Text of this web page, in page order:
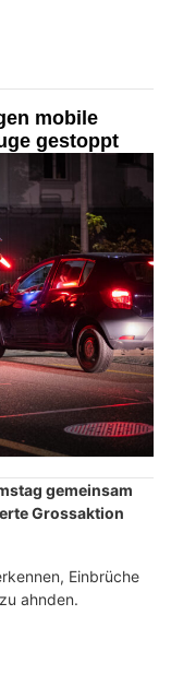
mobile
gestoppt
gemeinsam
Grossaktion
Einbrüche
ahnden.